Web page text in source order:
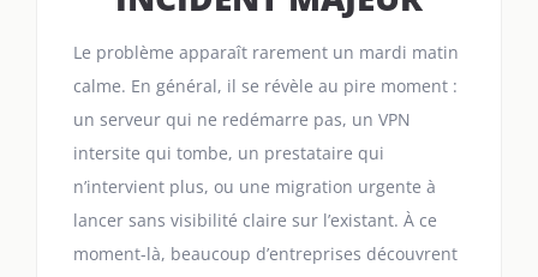
Le problème apparaît rarement un mardi matin
calme. En général, il se révèle au pire moment :
un serveur qui ne redémarre pas, un VPN
intersite qui tombe, un prestataire qui
n’intervient plus, ou une migration urgente à
lancer sans visibilité claire sur l’existant. À ce
moment-là, beaucoup d’entreprises découvrent